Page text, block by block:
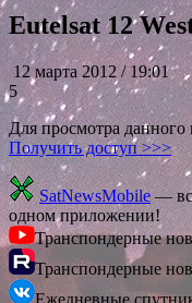
Eutelsat 12
12 марта 2012 / 19:01
5
Для просмотра данного
Получить доступ >>>
SatNewsMobile—
одном приложении!
Транспондерные
Транспондерные
Ежедневные